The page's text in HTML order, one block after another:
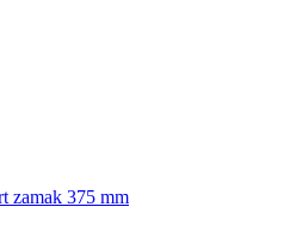
zamak 375 mm